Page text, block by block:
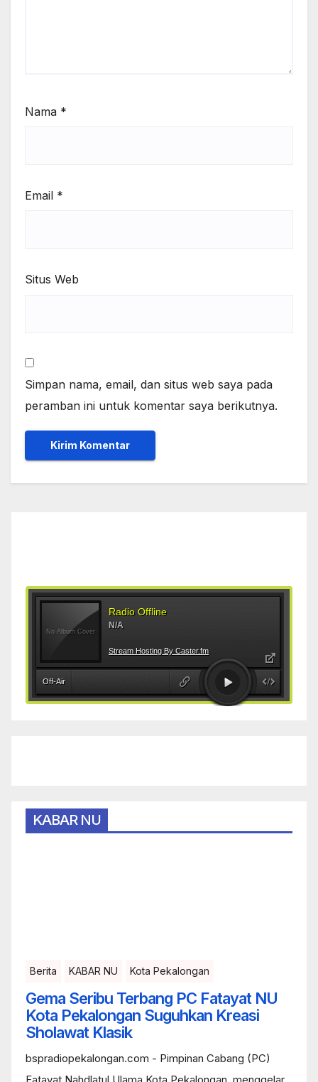
Nama *
Email *
Situs Web
Simpan nama, email, dan situs web saya pada
peramban ini untuk komentar saya berikutnya.
KABAR NU
Berita KABAR NU Kota Pekalongan
Gema Seribu Terbang PC Fatayat NU
Kota Pekalongan Suguhkan Kreasi
Sholawat Klasik
bspradiopekalongan.com - Pimpinan Cabang (PC)